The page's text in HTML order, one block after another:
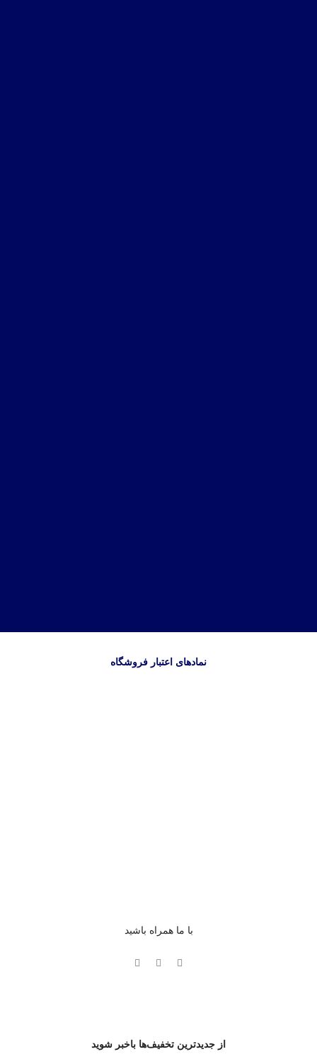
نمادهای اعتبار فروشگاه
با ما همراه باشید
از جدیدترین تخفیف‌ها باخبر شوید